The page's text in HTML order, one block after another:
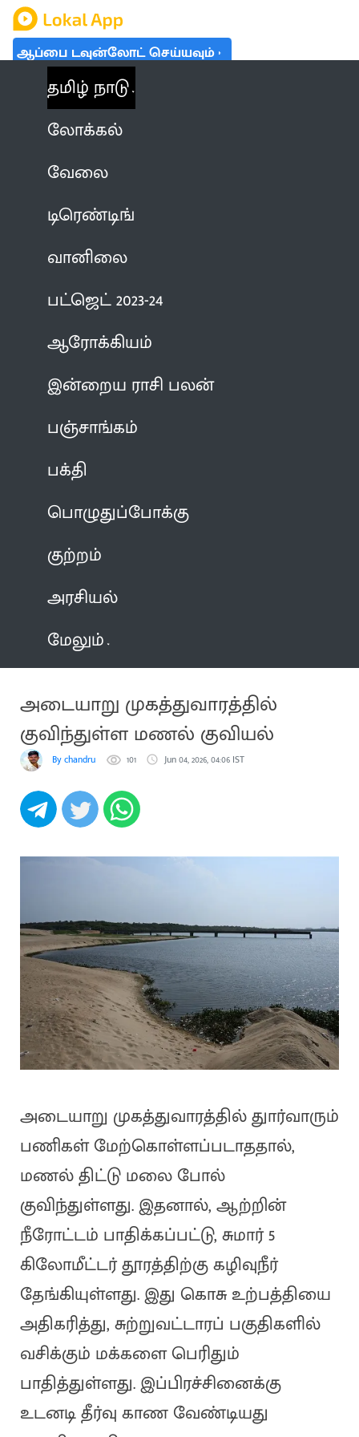
ஆப்பை டவுன்லோட் செய்யவும்
தமிழ் நாடு
லோக்கல்
வேலை
டிரெண்டிங்
வானிலை
பட்ஜெட் 2023-24
ஆரோக்கியம்
இன்றைய ராசி பலன்
பஞ்சாங்கம்
பக்தி
பொழுதுப்போக்கு
குற்றம்
அரசியல்
மேலும்
அடையாறு முகத்துவாரத்தில்
குவிந்துள்ள மணல் குவியல்
By chandru 101 Jun 04, 2026, 04:06 IST
அடையாறு முகத்துவாரத்தில் துார்வாரும்
பணிகள் மேற்கொள்ளப்படாததால்,
மணல் திட்டு மலை போல்
குவிந்துள்ளது. இதனால், ஆற்றின்
நீரோட்டம் பாதிக்கப்பட்டு, சுமார் 5
கிலோமீட்டர் தூரத்திற்கு கழிவுநீர்
தேங்கியுள்ளது. இது கொசு உற்பத்தியை
அதிகரித்து, சுற்றுவட்டாரப் பகுதிகளில்
வசிக்கும் மக்களை பெரிதும்
பாதித்துள்ளது. இப்பிரச்சினைக்கு
உடனடி தீர்வு காண வேண்டியது